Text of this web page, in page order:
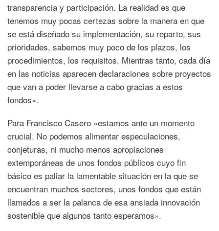
transparencia y participación. La realidad es que
tenemos muy pocas certezas sobre la manera en que
se está diseñado su implementación, su reparto, sus
prioridades, sabemos muy poco de los plazos, los
procedimientos, los requisitos. Mientras tanto, cada día
en las noticias aparecen declaraciones sobre proyectos
que van a poder llevarse a cabo gracias a estos
fondos».
Para Francisco Casero «estamos ante un momento
crucial. No podemos alimentar especulaciones,
conjeturas, ni mucho menos apropiaciones
extemporáneas de unos fondos públicos cuyo fin
básico es paliar la lamentable situación en la que se
encuentran muchos sectores, unos fondos que están
llamados a ser la palanca de esa ansiada innovación
sostenible que algunos tanto esperamos».